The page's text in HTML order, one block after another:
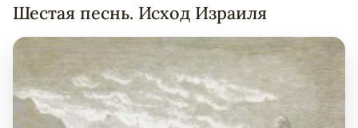
Шестая песнь. Исход Израиля